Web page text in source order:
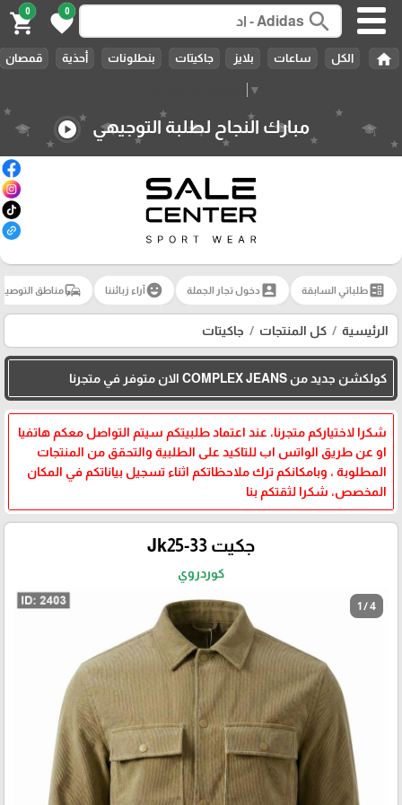
▼
search
0
favorite
0
shopping_cart
home الكل ساعات بلايز جاكيتات بنطلونات أحذية قمصان
مبارك النجاح لطلبة التوجيهي play_circle
ballotطلباتي السابقة account_box دخول تجار الجملة emoji_emotionsآراء زبائننا commuteمناطق
الرئيسية كل المنتجات جاكيتات
كولكشن جديد من COMPLEX JEANS الان متوفر في متجرنا
شكرا لاختياركم متجرنا، عند اعتماد طلبيتكم سيتم التواصل معكم هاتفيا
او عن طريق الواتس اب للتاكيد على الطلبية والتحقق من المنتجات
المطلوبة ، وبامكانكم ترك ملاحظاتكم اثناء تسجيل بياناتكم في المكان
المخصص، شكرا لثقتكم بنا
جكيت Jk25-33
كوردروي
1 / 4